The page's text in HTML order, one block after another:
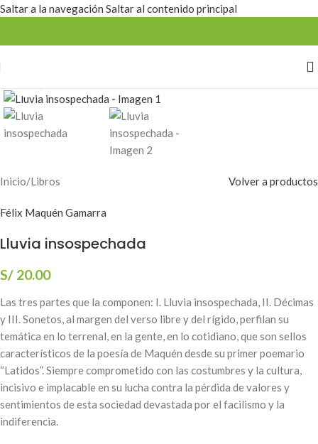
Saltar a la navegación Saltar al contenido principal
Inicio/Libros Volver a productos
Félix Maquén Gamarra
Lluvia insospechada
S/ 20.00
Las tres partes que la componen: I. Lluvia insospechada, II. Décimas
y III. Sonetos, al margen del verso libre y del rígido, perfilan su
temática en lo terrenal, en la gente, en lo cotidiano, que son sellos
característicos de la poesía de Maquén desde su primer poemario
“Latidos”. Siempre comprometido con las costumbres y la cultura,
incisivo e implacable en su lucha contra la pérdida de valores y
sentimientos de esta sociedad devastada por el facilismo y la
indiferencia.